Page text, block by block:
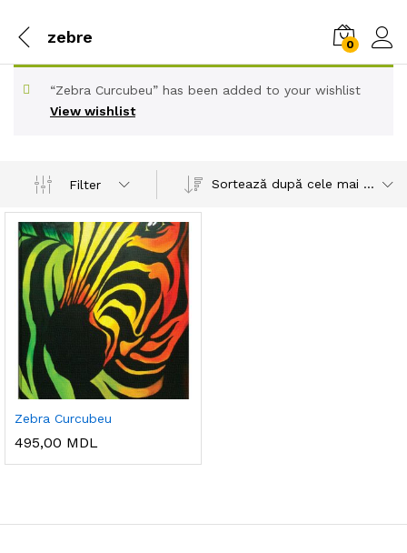
zebre 0
View wishlist
“Zebra Curcubeu” has been added to your wishlist
Filter Sortează după cele mai recente
Zebra Curcubeu
495,00 MDL